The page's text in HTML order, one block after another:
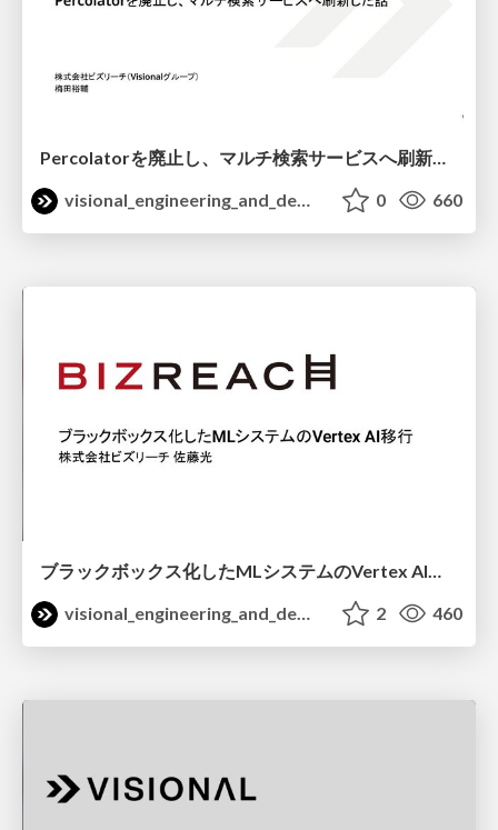
visional_engineering_and_design
0 660
ブラックボックス化したMLシステムのVertex AI移行 / mlops_community_62
visional_engineering_and_design
2 460